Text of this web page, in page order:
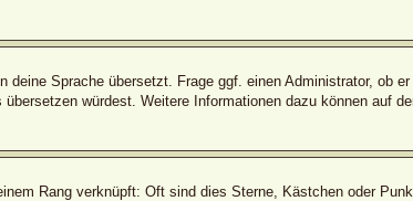
Sprache übersetzt. Frage ggf. einen Administrator, ob er
würdest. Weitere Informationen dazu können auf
Rang verknüpft: Oft sind dies Sterne, Kästchen oder